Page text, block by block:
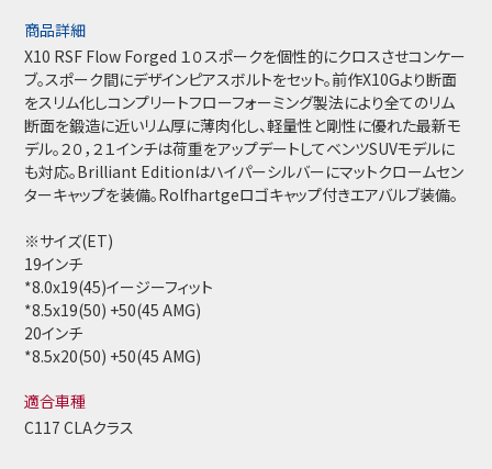
商品詳細
X10 RSF Flow Forged １０スポークを個性的にクロスさせコンケー
ブ。スポーク間にデザインピアスボルトをセット。前作X10Gより断面
をスリム化しコンプリートフローフォーミング製法により全てのリム
断面を鍛造に近いリム厚に薄肉化し、軽量性と剛性に優れた最新モ
デル。２０，２１インチは荷重をアップデートしてベンツSUVモデルに
も対応。Brilliant Editionはハイパーシルバーにマットクロームセン
ターキャップを装備。Rolfhartgeロゴキャップ付きエアバルブ装備。
※サイズ(ET)
19インチ
*8.0x19(45)イージーフィット
*8.5x19(50) +50(45 AMG)
20インチ
*8.5x20(50) +50(45 AMG)
適合車種
C117 CLAクラス